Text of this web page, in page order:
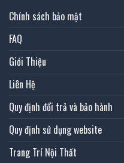
Chính sách bảo mật
FAQ
Giới Thiệu
Liên Hệ
Quy định đổi trả và bảo hành
Quy định sử dụng website
Trang Trí Nội Thất